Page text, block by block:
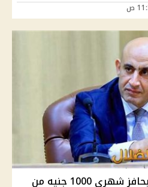
تحسين أحوال المعلمين بحافز شهري 1000 جنيه من